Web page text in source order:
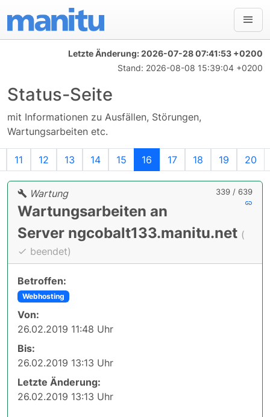
Letzte Änderung:2026-07-28 07:41:53 +0200
Stand: 2026-08-08 15:39:04 +0200
Status-Seite
mit Informationen zu Ausfällen, Störungen,
Wartungsarbeiten etc.
11 12 13 14 15 16 17 18 19 20
339 / 639
Wartung
Wartungsarbeiten an
Server ngcobalt133.manitu.net (
beendet)
Betroffen:
Webhosting
Von:
26.02.2019 11:48 Uhr
Bis:
26.02.2019 13:13 Uhr
Letzte Änderung:
26.02.2019 13:13 Uhr